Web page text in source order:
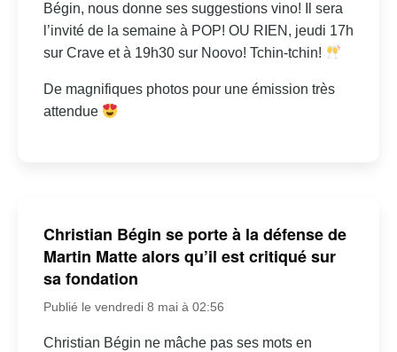
Bégin, nous donne ses suggestions vino! Il sera
l’invité de la semaine à POP! OU RIEN, jeudi 17h
sur Crave et à 19h30 sur Noovo! Tchin-tchin!
De magnifiques photos pour une émission très
attendue
Christian Bégin se porte à la défense de
Martin Matte alors qu’il est critiqué sur
sa fondation
Publié le vendredi 8 mai à 02:56
Christian Bégin ne mâche pas ses mots en